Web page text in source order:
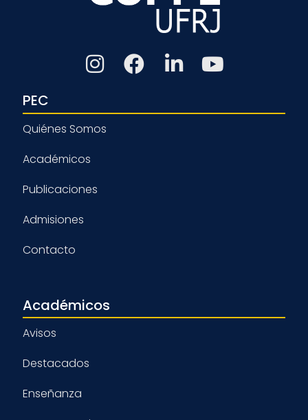
PEC
Quiénes Somos
Académicos
Publicaciones
Admisiones
Contacto
Académicos
Avisos
Destacados
Enseñanza